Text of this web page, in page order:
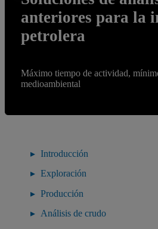
anteriores para la
petrolera
Máximo tiempo de actividad,
medioambiental
Introducción
Exploración
Producción
Análisis de crudo